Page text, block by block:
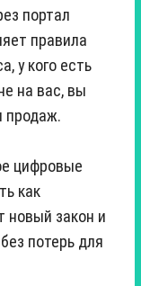
портал
правила
у кого есть
на вас, вы
продаж.
цифровые
как
новый закон и
потерь для